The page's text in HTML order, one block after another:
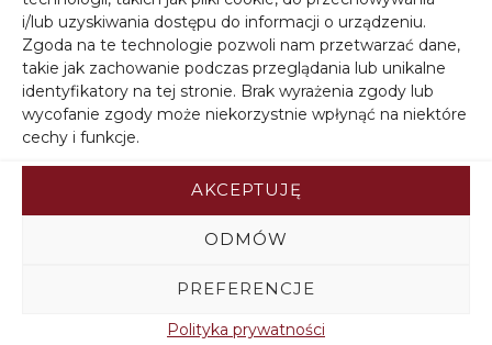
i/lub uzyskiwania dostępu do informacji o urządzeniu.
Zgoda na te technologie pozwoli nam przetwarzać dane,
takie jak zachowanie podczas przeglądania lub unikalne
identyfikatory na tej stronie. Brak wyrażenia zgody lub
wycofanie zgody może niekorzystnie wpłynąć na niektóre
cechy i funkcje.
AKCEPTUJĘ
ODMÓW
PREFERENCJE
Polityka prywatności
Filtruj wg ceny